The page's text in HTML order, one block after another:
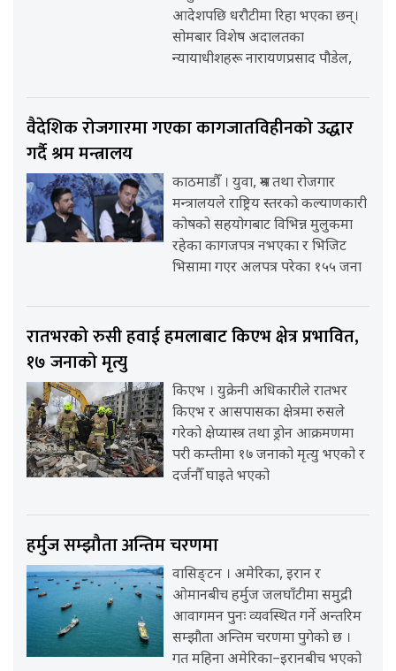
आदेशपछि धरौटीमा रिहा भएका छन्।
सोमबार विशेष अदालतका
न्यायाधीशहरू नारायणप्रसाद पौडेल,
वैदेशिक रोजगारमा गएका कागजातविहीनको उद्धार
गर्दै श्रम मन्त्रालय
काठमाडौँ । युवा, श्रम तथा रोजगार
मन्त्रालयले राष्ट्रिय स्तरको कल्याणकारी
कोषको सहयोगबाट विभिन्न मुलुकमा
रहेका कागजपत्र नभएका र भिजिट
भिसामा गएर अलपत्र परेका १५५ जना
रातभरको रुसी हवाई हमलाबाट किएभ क्षेत्र प्रभावित,
१७ जनाको मृत्यु
किएभ । युक्रेनी अधिकारीले रातभर
किएभ र आसपासका क्षेत्रमा रुसले
गरेको क्षेप्यास्त्र तथा ड्रोन आक्रमणमा
परी कम्तीमा १७ जनाको मृत्यु भएको र
दर्जनौँ घाइते भएको
हर्मुज सम्झौता अन्तिम चरणमा
वासिङ्टन । अमेरिका, इरान र
ओमानबीच हर्मुज जलघाँटीमा समुद्री
आवागमन पुनः व्यवस्थित गर्ने अन्तरिम
सम्झौता अन्तिम चरणमा पुगेको छ ।
गत महिना अमेरिका–इरानबीच भएको